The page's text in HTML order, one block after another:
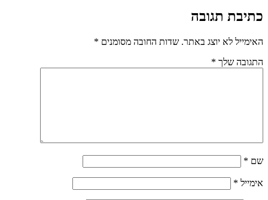
כתיבת תגובה
האימייל לא יוצג באתר. שדות החובה מסומנים *
התגובה שלך *
שם *
אימייל *